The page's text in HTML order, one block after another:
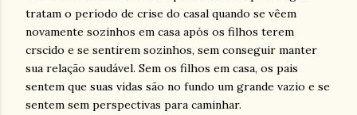
tratam o período de crise do casal quando se vêem
novamente sozinhos em casa após os filhos terem
crscido e se sentirem sozinhos, sem conseguir manter
sua relação saudável. Sem os filhos em casa, os pais
sentem que suas vidas são no fundo um grande vazio e se
sentem sem perspectivas para caminhar.